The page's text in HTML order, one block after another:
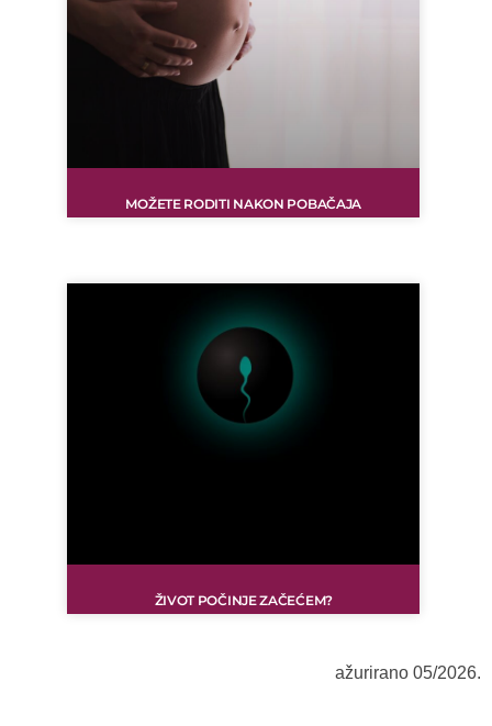
MOŽETE RODITI NAKON POBAČAJA
ŽIVOT POČINJE ZAČEĆEM?
ažurirano 05/2026.